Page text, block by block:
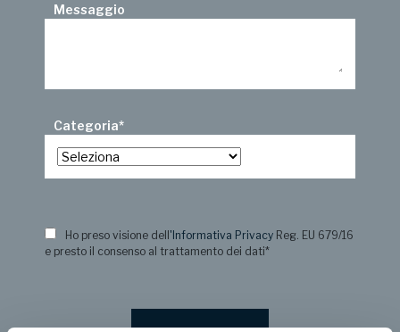
Messaggio
Categoria*
Ho preso visione dell 'Informativa Privacy Reg. EU 679/16
e presto il consenso al trattamento dei dati*